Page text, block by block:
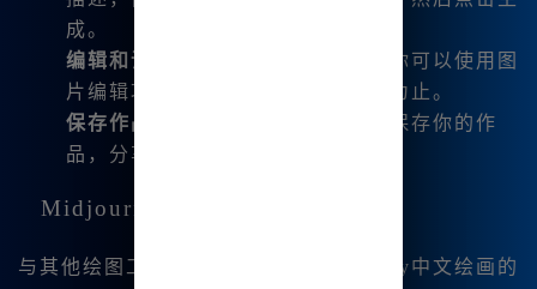
成。
编辑和调整
：生成的图像出来后，你可以使用图
片编辑功能来调整细节，直到满意为止。
保存作品
：完成创作后，不要忘记保存你的作
品，分享给朋友看看！
Midjourney中文绘画的优势
与其他绘图工具相比，我认为Midjourney中文绘画的